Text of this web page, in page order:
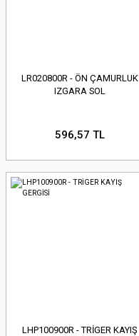
LR020800R - ÖN ÇAMURLUK
IZGARA SOL
596,57 TL
LHP100900R - TRİGER KAYIŞ